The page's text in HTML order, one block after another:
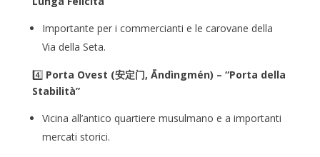
Importante per i commercianti e le carovane della
Via della Seta.
4️⃣ Porta Ovest (安定门, Āndìngmén) – “Porta della
Stabilità”
Vicina all’antico quartiere musulmano e a importanti
mercati storici.